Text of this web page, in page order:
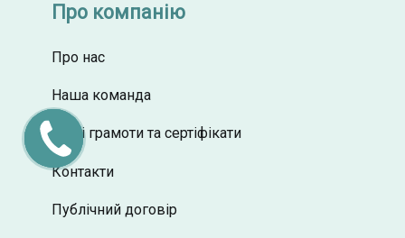
Про компанію
Про нас
Наша команда
Наші грамоти та сертіфікати
Контакти
Публічний договір
ПЕРЕДЗВОНІТЬ
МЕНІ